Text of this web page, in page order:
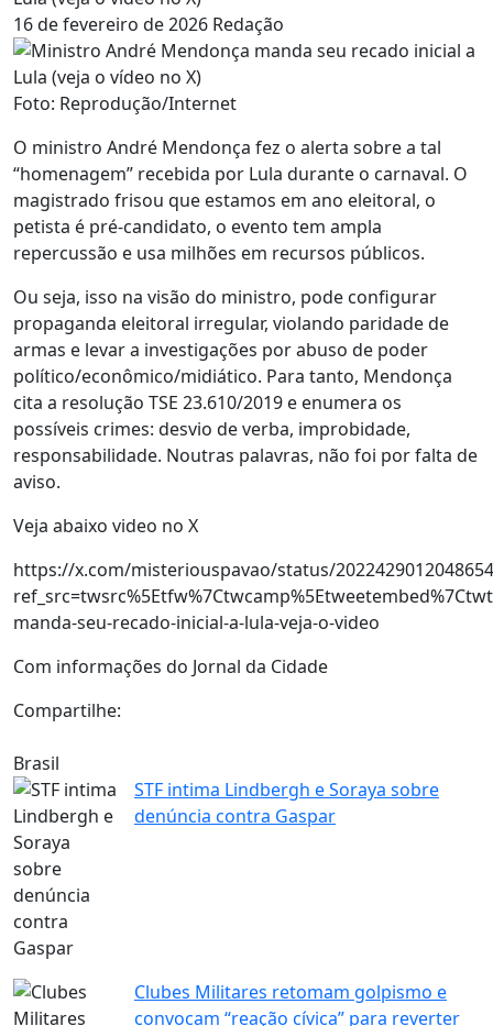
16 de fevereiro de 2026 Redação
Foto: Reprodução/Internet
O ministro André Mendonça fez o alerta sobre a tal
“homenagem” recebida por Lula durante o carnaval. O
magistrado frisou que estamos em ano eleitoral, o
petista é pré-candidato, o evento tem ampla
repercussão e usa milhões em recursos públicos.
Ou seja, isso na visão do ministro, pode configurar
propaganda eleitoral irregular, violando paridade de
armas e levar a investigações por abuso de poder
político/econômico/midiático. Para tanto, Mendonça
cita a resolução TSE 23.610/2019 e enumera os
possíveis crimes: desvio de verba, improbidade,
responsabilidade. Noutras palavras, não foi por falta de
aviso.
Veja abaixo video no X
https://x.com/misteriouspavao/status/
manda-seu-recado-inicial-a-lula-veja-o-video
Com informações do Jornal da Cidade
Compartilhe:
Brasil
STF intima Lindbergh e Soraya sobre
denúncia contra Gaspar
Clubes Militares retomam golpismo e
convocam “reação cívica” para reverter